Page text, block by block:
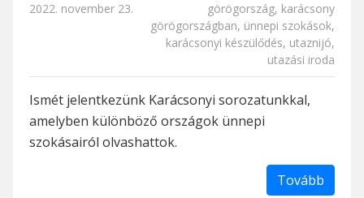
2022. november 23. görögország, karácsony
görögországban, ünnepi szokások,
karácsonyi készülődés, utaznijó,
utazási iroda
Ismét jelentkezünk Karácsonyi sorozatunkkal,
amelyben különböző országok ünnepi
szokásairól olvashattok.
Tovább